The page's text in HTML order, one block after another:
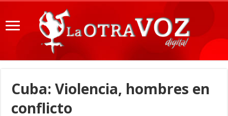
Cuba: Violencia, hombres en
conflicto